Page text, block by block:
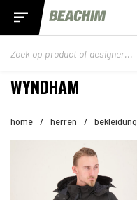
WYNDHAM
home / herren / bekleidung